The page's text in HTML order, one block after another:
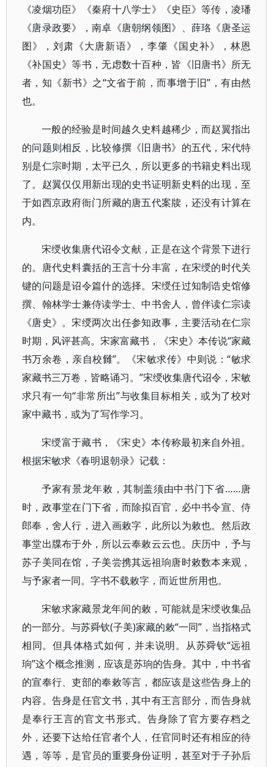
《凌烟功臣》《秦府十八学士》《史臣》等传，凌璠
《唐录政要》，南卓《唐朝纲领图》、薛珞《唐圣运
图》，刘肃《大唐新语》，李肇《国史补》，林恩
《补国史》等书，无虑数十百种，皆《旧唐书》所无
者，知《新书》之“文省于前，而事增于旧”，有由然
也。
一般的经验是时间越久史料越稀少，而赵翼指出
的问题则相反，比较修撰《旧唐书》的五代，宋代特
别是仁宗时期，太平已久，所以更多的书籍史料出现
了。赵翼仅仅用新出现的史书证明新史料的出现，至
于如西京政府衙门所藏的唐五代案牍，还没有计算在
内。
宋绶收集唐代诏令文献，正是在这个背景下进行
的。唐代史料囊括的王言十分丰富，在宋绶的时代关
键的问题是诏令篇什的选择。宋绶任过知制诰史馆修
撰、翰林学士兼侍读学士、中书舍人，曾伴读仁宗读
《唐史》。宋绶两次出任参知政事，主要活动在仁宗
时期，风评甚高。宋家富藏书，《宋史》本传说“家藏
书万余卷，亲自校雠”。《宋敏求传》中则说：“敏求
家藏书三万卷，皆略诵习。”宋绶收集唐代诏令，宋敏
求只有一句“非常所出”与收集目标相关，或为了校对
家中藏书，或为了写作学习。
宋绶富于藏书，《宋史》本传称最初来自外祖。
根据宋敏求《春明退朝录》记载：
予家有景龙年敕，其制盖须由中书门下省……唐
时，政事堂在门下省，而除拟百官，必中书令宣、侍
郎奉，舍人行，进入画敕字，此所以为敕也。然后政
事堂出牒布于外，所以云奉敕云云也。庆历中，予与
苏子美同在馆，子美尝携其远祖珦唐时敕数本来观，
与予家者一同。字书不载敕字，而近世所用也。
宋敏求家藏景龙年间的敕，可能就是宋绶收集品
的一部分。与苏舜钦(子美)家藏的敕“一同”，当指格式
相同。但具体格式如何，并未说明。从苏舜钦“远祖
珦”这个概念推测，应该是苏珦的告身。其中，中书省
的宣奉行、吏部的奉敕等言，都应该是这些告身上的
内容。告身是任官文书，其中有王言部分，而告身就
是奉行王言的官文书形式。告身除了官方要存档之
外，还要下达给任官者个人，任官同时还有相应的待
遇，等等，是官员的重要身份证明，甚至对于子孙后